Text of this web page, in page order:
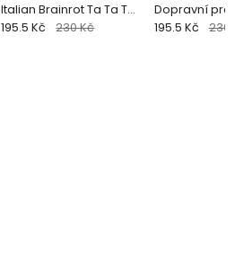
Italian Brainrot Ta Ta Ta
Ta Sahur
195.5 Kč 230 Kč
Dopravní
195.5 Kč 230